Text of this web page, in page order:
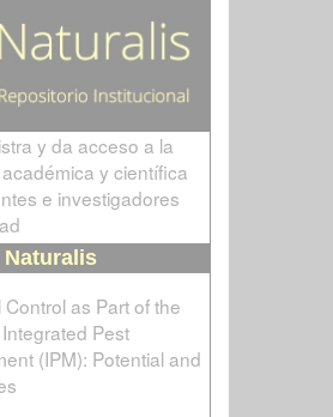
y da acceso a la
y científica
e investigadores
Naturalis
Control as Part of the
Pest
(IPM): Potential and